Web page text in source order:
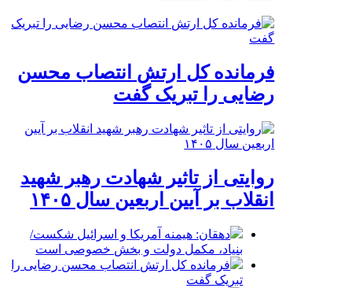
فرمانده کل ارتش انتصاب محسن
رضایی را تبریک گفت
روایتی از تاثیر شهادت رهبر شهید
انقلاب بر آیین اربعین سال ۱۴۰۵
دهقان: هیمنه آمریکا و اسرائیل شکست/
بنیاد، مکمل دولت و بخش خصوصی است
فرمانده کل ارتش انتصاب محسن رضایی را
تبریک گفت